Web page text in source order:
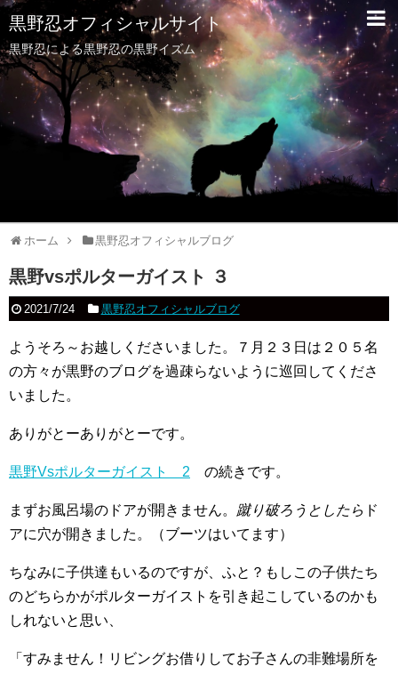
黒野忍オフィシャルサイト
黒野忍による黒野忍の黒野イズム
ホーム 黒野忍オフィシャルブログ
黒野vsポルターガイスト ３
2021/7/24 黒野忍オフィシャルブログ
ようそろ～お越しくださいました。７月２３日は２０５名
の方々が黒野のブログを過疎らないように巡回してくださ
いました。
ありがとーありがとーです。
黒野Vsポルターガイスト 2 の続きです。
まずお風呂場のドアが開きません。 蹴り破ろうとしたら ド
アに穴が開きました。（ブーツはいてます）
ちなみに子供達もいるのですが、ふと？もしこの子供たち
のどちらかがポルターガイストを引き起こしているのかも
しれないと思い、
「すみません！リビングお借りしてお子さんの非難場所を